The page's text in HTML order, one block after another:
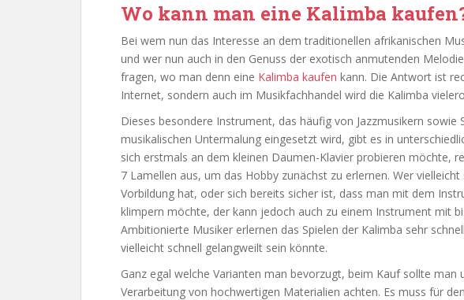
Wo kann man eine Kalimba
Bei wem nun das Interesse an dem traditionellen afrikanischen
und wer nun auch in den Genuss der exotisch anmutenden
fragen, wo man denn eine Kalimba kaufen kann. Die Antwort ist
Internet, sondern auch im Musikfachhandel wird die Kalimba
Dieses besondere Instrument, das häufig von Jazzmusikern sowie
musikalischen Untermalung eingesetzt wird, gibt es in
sich erstmals an dem kleinen Daumen-Klavier probieren möchte,
7 Lamellen aus, um das Hobby zunächst zu erlernen. Wer
Vorbildung hat, oder sich bereits sicher ist, dass man mit dem
klimpern möchte, der kann jedoch auch zu einem Instrument mit
Ambitionierte Musiker erlernen das Spielen der Kalimba sehr
vielleicht schnell gelangweilt sein könnte.
Ganz egal welche Varianten man bevorzugt, beim Kauf sollte man
Verarbeitung von hochwertigen Materialien achten. Es muss für